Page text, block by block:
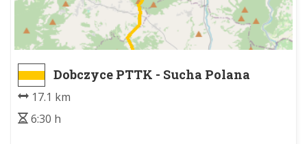
Dobczyce PTTK - Sucha Polana
17.1 km
6:30 h